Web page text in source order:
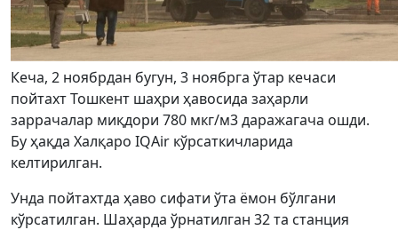
Кеча, 2 ноябрдан бугун, 3 ноябрга ўтар кечаси
пойтахт Тошкент шаҳри ҳавосида заҳарли
заррачалар миқдори 780 мкг/м3 даражагача ошди.
Бу ҳақда Халқаро IQAir кўрсаткичларида
келтирилган.
Унда пойтахтда ҳаво сифати ўта ёмон бўлгани
кўрсатилган. Шаҳарда ўрнатилган 32 та станция